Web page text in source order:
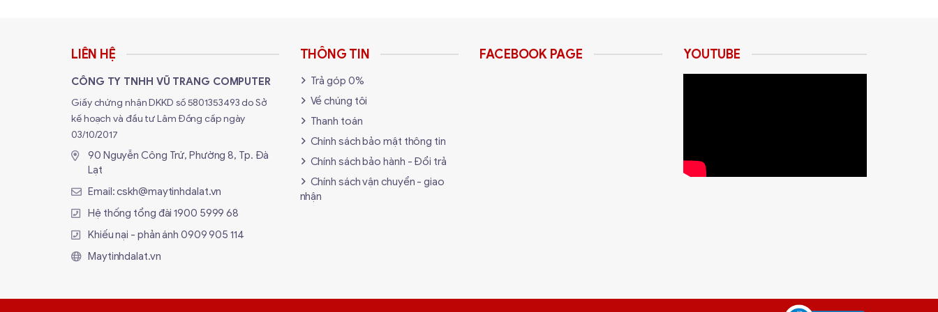
Hỗ trợ hệ điều hành Windows 98/ME/2000/XP/7/10, Linux (CUPS)
Yêu cầu về công suất 220 – 240V (+/-10%), 50/60Hz (+/-2Hz)
Giao diện
Các thiết bị đi kèm chuẩn LASER SHOT LBP2900, Hộp mực, CD-ROM phần mềm dành cho người sử dụng , sách hướng dẫn sử dụng, dây cắm nguồn.
nghị/tháng
LIÊN HỆ
CÔNG TY TNHH VŨ TRANG COMPUTER
Giấy chứng nhận DKKD số 5801353493 do Sở
kế hoạch và đầu tư Lâm Đồng cấp ngày
03/10/2017
90 Nguyễn Công Trứ, Phường 8, Tp. Đà
Lạt
Email:cskh@maytinhdalat.vn
Hệ thống tổng đài1900 5999 68
Khiếu nại - phản ánh 0909 905 114
Maytinhdalat.vn
THÔNG TIN
Trả góp 0%
Về chúng tôi
Thanh toán
Chính sách bảo mật thông tin
Chính sách bảo hành - Đổi trả
Chính sách vận chuyển - giao
nhận
FACEBOOK PAGE YOUTUBE